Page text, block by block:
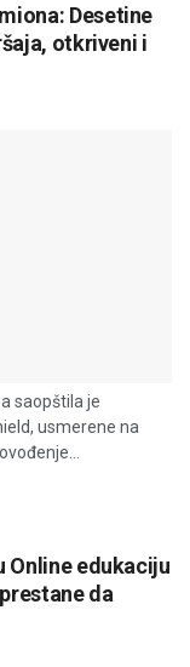
Desetine
otkriveni i
saopštila je
usmerene na
Online edukaciju
da